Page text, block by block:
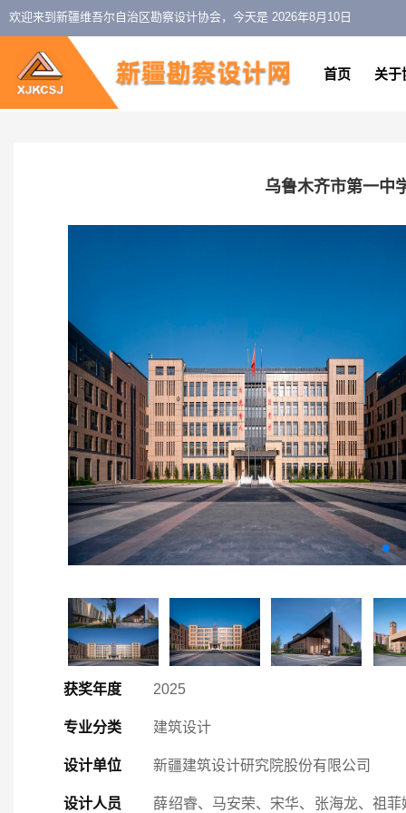
欢迎来到新疆维吾尔自治区勘察设计协会，今天是 2026年8月10日
首页 关于
乌鲁木齐市第一中
获奖年度 2025
专业分类 建筑设计
设计单位 新疆建筑设计研究院股份有限公司
设计人员
薛绍睿、马安荣、宋华、张海龙、祖